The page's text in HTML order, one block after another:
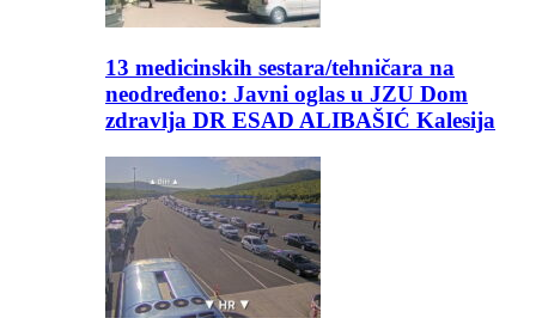
13 medicinskih sestara/tehničara na
neodređeno: Javni oglas u JZU Dom
zdravlja DR ESAD ALIBAŠIĆ Kalesija